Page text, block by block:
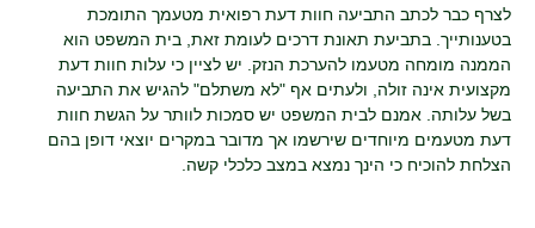
לצרף כבר לכתב התביעה חוות דעת רפואית מטעמך התומכת
בטענותייך. בתביעת תאונת דרכים לעומת זאת, בית המשפט הוא
הממנה מומחה מטעמו להערכת הנזק. יש לציין כי עלות חוות דעת
מקצועית אינה זולה, ולעתים אף "לא משתלם" להגיש את התביעה
בשל עלותה. אמנם לבית המשפט יש סמכות לוותר על הגשת חוות
דעת מטעמים מיוחדים שירשמו אך מדובר במקרים יוצאי דופן בהם
הצלחת להוכיח כי הינך נמצא במצב כלכלי קשה.